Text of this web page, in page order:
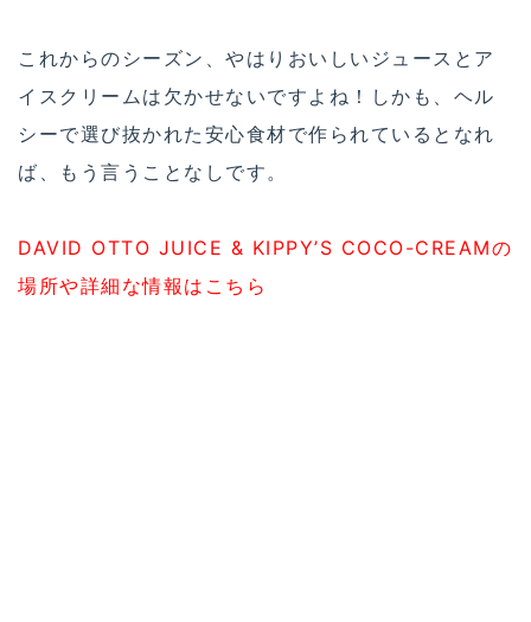
これからのシーズン、やはりおいしいジュースとア
イスクリームは欠かせないですよね！しかも、ヘル
シーで選び抜かれた安心食材で作られているとなれ
ば、もう言うことなしです。
DAVID OTTO JUICE & KIPPY’S COCO-CREAMの
場所や詳細な情報はこちら